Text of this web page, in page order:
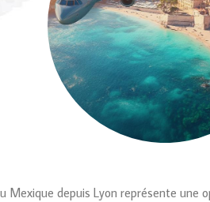
Mexique depuis Lyon représente une